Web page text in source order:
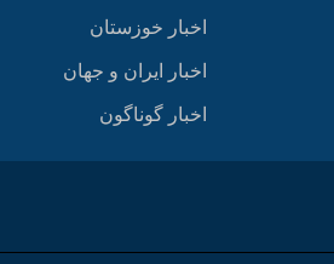
اخبار خوزستان
اخبار ایران و جهان
اخبار گوناگون